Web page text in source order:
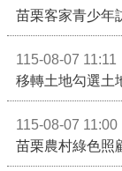
115-08-07 11:11
115-08-07 11:00